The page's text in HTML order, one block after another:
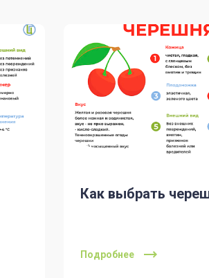
Как выбрать
Подробнее